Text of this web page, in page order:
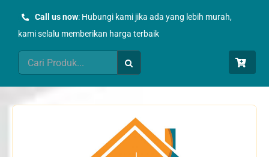
Call us now: Hubungi kami jika ada yang lebih murah,
kami selalu memberikan harga terbaik
Search
for: